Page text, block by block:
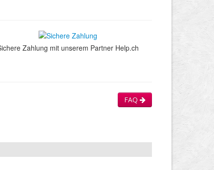
Zahlung mit unserem Partner Help.ch
FAQ